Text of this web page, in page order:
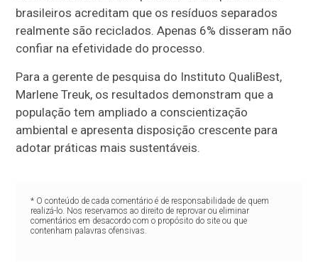
brasileiros acreditam que os resíduos separados
realmente são reciclados. Apenas 6% disseram não
confiar na efetividade do processo.
Para a gerente de pesquisa do Instituto QualiBest,
Marlene Treuk, os resultados demonstram que a
população tem ampliado a conscientização
ambiental e apresenta disposição crescente para
adotar práticas mais sustentáveis.
* O conteúdo de cada comentário é de responsabilidade de quem
realizá-lo. Nos reservamos ao direito de reprovar ou eliminar
comentários em desacordo com o propósito do site ou que
contenham palavras ofensivas.